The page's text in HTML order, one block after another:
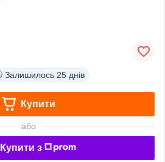
Залишилось 25 днів
Купити
або
Купити з